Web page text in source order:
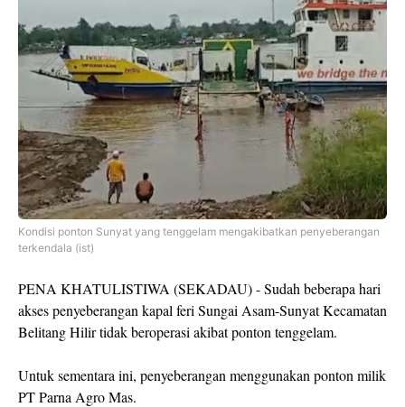
Kondisi ponton Sunyat yang tenggelam mengakibatkan penyeberangan
terkendala (ist)
PENA KHATULISTIWA (SEKADAU) - Sudah beberapa hari
akses penyeberangan kapal feri Sungai Asam-Sunyat Kecamatan
Belitang Hilir tidak beroperasi akibat ponton tenggelam.
Untuk sementara ini, penyeberangan menggunakan ponton milik
PT Parna Agro Mas.